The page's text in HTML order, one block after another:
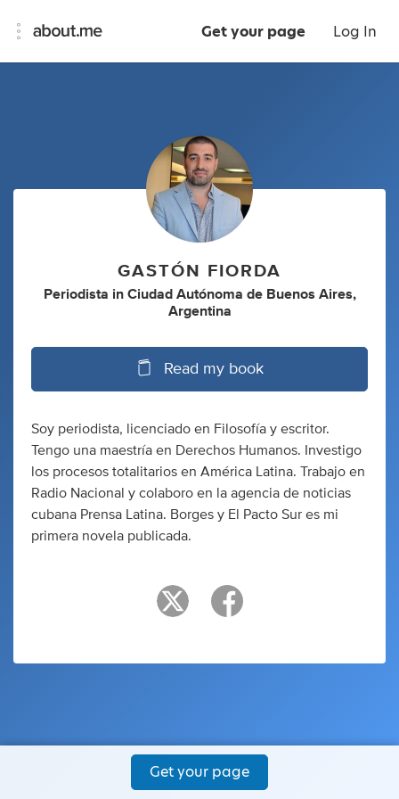
Get your page Log In
GASTÓN FIORDA
Periodista in Ciudad Autónoma de Buenos Aires,
Argentina
Read my book
Soy periodista, licenciado en Filosofía y escritor.
Tengo una maestría en Derechos Humanos. Investigo
los procesos totalitarios en América Latina. Trabajo en
Radio Nacional y colaboro en la agencia de noticias
cubana Prensa Latina. Borges y El Pacto Sur es mi
primera novela publicada.
Get your page